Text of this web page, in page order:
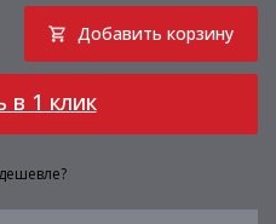
Добавить корзину
в 1 клик